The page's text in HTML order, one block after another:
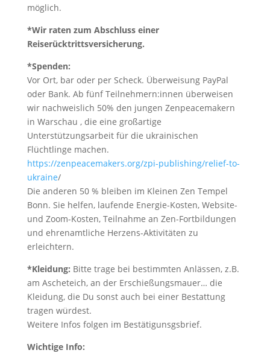
möglich.
*Wir raten zum Abschluss einer
Reiserücktrittsversicherung.
*Spenden:
Vor Ort, bar oder per Scheck. Überweisung PayPal
oder Bank. Ab fünf Teilnehmern:innen überweisen
wir nachweislich 50% den jungen Zenpeacemakern
in Warschau , die eine großartige
Unterstützungsarbeit für die ukrainischen
Flüchtlinge machen.
https://zenpeacemakers.org/zpi-publishing/relief-to-
ukraine/
Die anderen 50 % bleiben im Kleinen Zen Tempel
Bonn. Sie helfen, laufende Energie-Kosten, Website-
und Zoom-Kosten, Teilnahme an Zen-Fortbildungen
und ehrenamtliche Herzens-Aktivitäten zu
erleichtern.
*Kleidung: Bitte trage bei bestimmten Anlässen, z.B.
am Ascheteich, an der Erschießungsmauer… die
Kleidung, die Du sonst auch bei einer Bestattung
tragen würdest.
Weitere Infos folgen im Bestätigunsgsbrief.
Wichtige Info: